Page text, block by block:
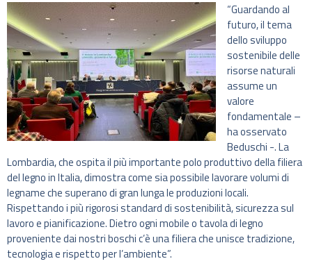
“Guardando al
futuro, il tema
dello sviluppo
sostenibile delle
risorse naturali
assume un
valore
fondamentale –
ha osservato
Beduschi -. La
Lombardia, che ospita il più importante polo produttivo della filiera
del legno in Italia, dimostra come sia possibile lavorare volumi di
legname che superano di gran lunga le produzioni locali.
Rispettando i più rigorosi standard di sostenibilità, sicurezza sul
lavoro e pianificazione. Dietro ogni mobile o tavola di legno
proveniente dai nostri boschi c’è una filiera che unisce tradizione,
tecnologia e rispetto per l’ambiente”.